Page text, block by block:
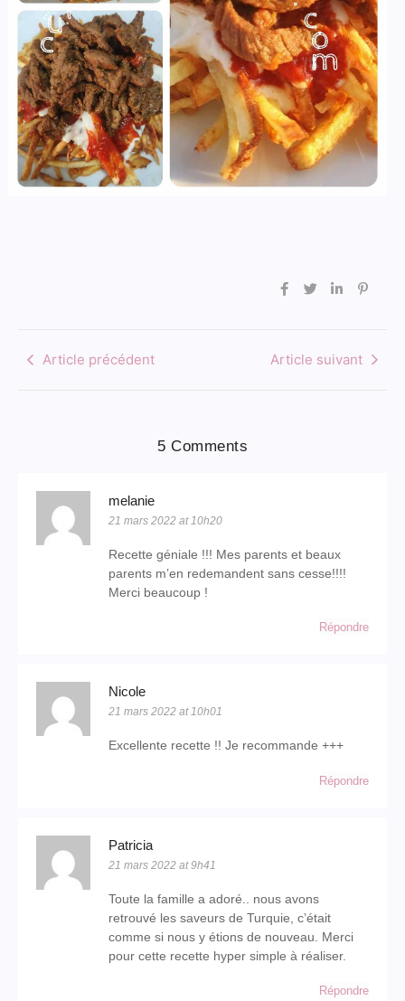
Article précédent Article suivant
5 Comments
melanie
21 mars 2022 at 10h20
Recette géniale !!! Mes parents et beaux
parents m’en redemandent sans cesse!!!!
Merci beaucoup !
Répondre
Nicole
21 mars 2022 at 10h01
Excellente recette !! Je recommande +++
Répondre
Patricia
21 mars 2022 at 9h41
Toute la famille a adoré.. nous avons
retrouvé les saveurs de Turquie, c’était
comme si nous y étions de nouveau. Merci
pour cette recette hyper simple à réaliser.
Répondre